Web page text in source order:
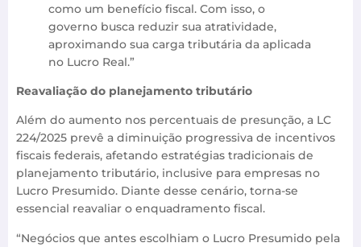
como um benefício fiscal. Com isso, o
governo busca reduzir sua atratividade,
aproximando sua carga tributária da aplicada
no Lucro Real.”
Reavaliação do planejamento tributário
Além do aumento nos percentuais de presunção, a LC
224/2025 prevê a diminuição progressiva de incentivos
fiscais federais, afetando estratégias tradicionais de
planejamento tributário, inclusive para empresas no
Lucro Presumido. Diante desse cenário, torna-se
essencial reavaliar o enquadramento fiscal.
“Negócios que antes escolhiam o Lucro Presumido pela